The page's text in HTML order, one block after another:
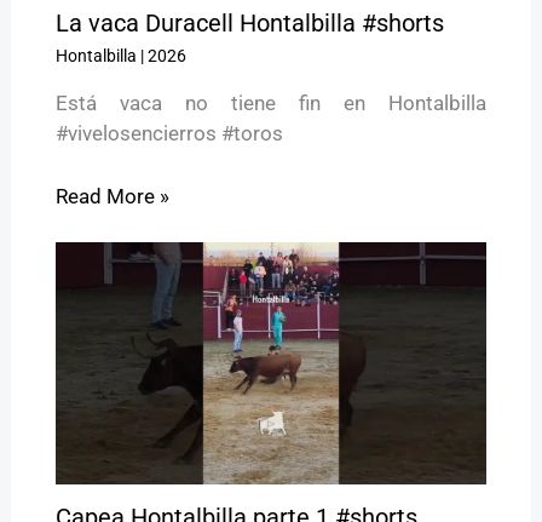
La vaca Duracell Hontalbilla #shorts
Hontalbilla |2026
Está vaca no tiene fin en Hontalbilla
#vivelosencierros #toros
Read More »